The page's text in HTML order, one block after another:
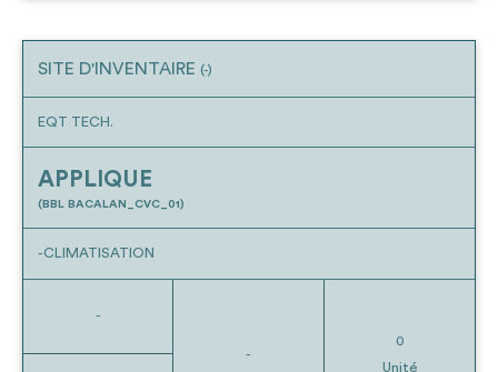
SITE D'INVENTAIRE (-)
EQT TECH.
APPLIQUE
(BBL BACALAN_CVC_01)
-CLIMATISATION
-
-
0
Unité